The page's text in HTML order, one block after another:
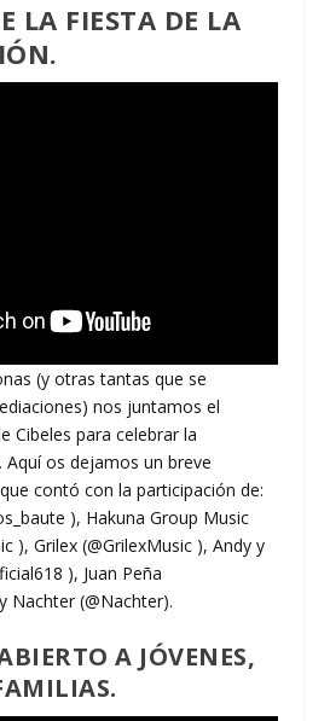
LA FIESTA DE LA
(y otras tantas que se
nos juntamos el
Cibeles para celebrar la
. Aquí os dejamos un breve
contó con la participación de:
), Hakuna Group Music
), Grilex (@GrilexMusic ), Andy y
), Juan Peña
Nachter (@Nachter).
A JÓVENES,